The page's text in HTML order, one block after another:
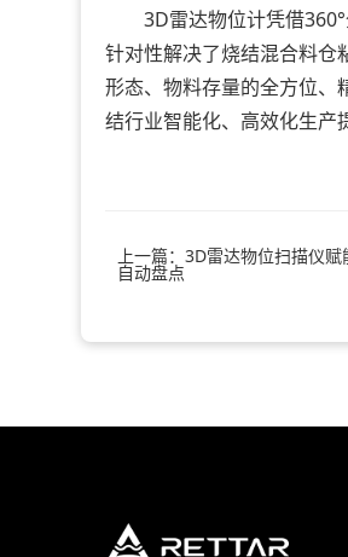
3D雷达物位计凭借360°
针对性解决了烧结混合料仓
形态、物料存量的全方位、
结行业智能化、高效化生产
上一篇：3D雷达物位扫描仪
自动盘点